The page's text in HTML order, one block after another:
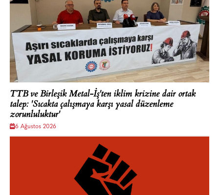
TTB ve Birleşik Metal-İş'ten iklim krizine dair ortak
talep: 'Sıcakta çalışmaya karşı yasal düzenleme
zorunluluktur'
6 Ağustos 2026